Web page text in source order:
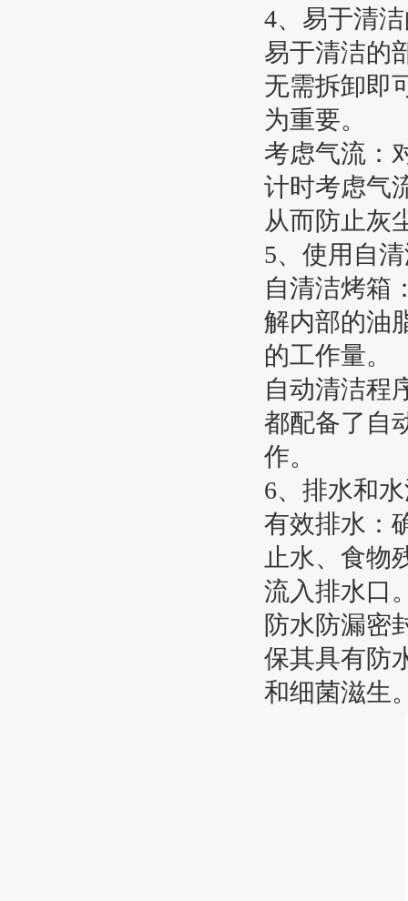
4、易于清
易于清洁的
无需拆卸即
为重要。
考虑气流：
计时考虑气
从而防止灰
5、使用自
自清洁
解内部的油
的工作量。
自动清洁程
都配备了自
作。
6、排水和
有效排水：确
止水、食物
流入排水口
防水防漏密
保其具有防
和细菌滋生